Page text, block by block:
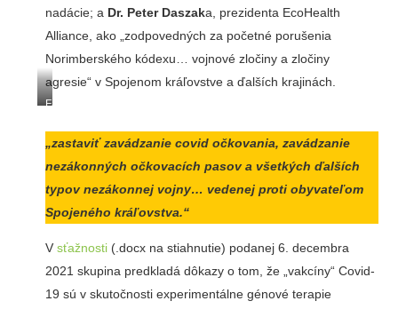
nadácie; a Dr. Peter Daszaka, prezidenta EcoHealth
Alliance, ako „zodpovedných za početné porušenia
Norimberského kódexu… vojnové zločiny a zločiny
agresie“ v Spojenom kráľovstve a ďalších krajinách.
Fauci
„zastaviť zavádzanie covid očkovania, zavádzanie
nezákonných očkovacích pasov a všetkých ďalších
typov nezákonnej vojny… vedenej proti obyvateľom
Spojeného kráľovstva.“
V sťažnosti(.docx na stiahnutie) podanej 6. decembra
2021 skupina predkladá dôkazy o tom, že „vakcíny“ Covid-
19 sú v skutočnosti experimentálne génové terapie